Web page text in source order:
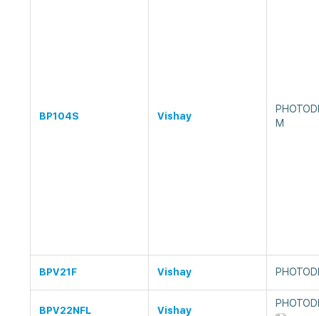
BP104S Vishay
M
BPV21F Vishay
BPV22NFL Vishay